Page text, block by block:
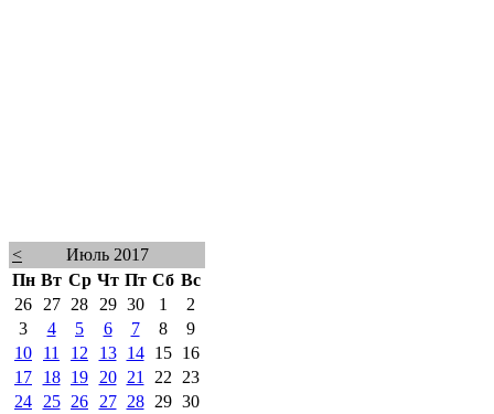
<
Июль 2017
Пн Вт Ср Чт Пт Сб Вс
26
27 28 29 30 1
2
3
4 5 6 7 8
9
10
11 12 13 14 15
16
17
18 19 20 21 22
23
24
25 26 27 28 29 30